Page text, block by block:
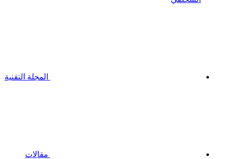
المجلة التقنية
مقالات